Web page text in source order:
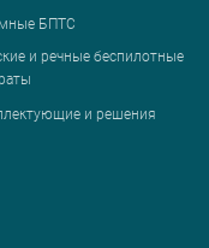
БПТС
и речные беспилотные
и решения